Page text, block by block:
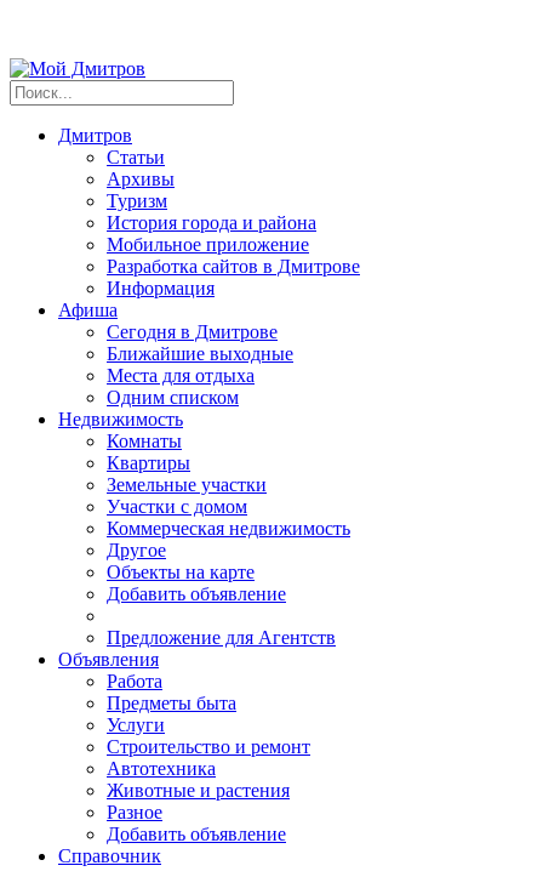
Дмитров
Статьи
Архивы
Туризм
История города и района
Мобильное приложение
Разработка сайтов в Дмитрове
Информация
Афиша
Сегодня в Дмитрове
Ближайшие выходные
Места для отдыха
Одним списком
Недвижимость
Комнаты
Квартиры
Земельные участки
Участки с домом
Коммерческая недвижимость
Другое
Объекты на карте
Добавить объявление
Предложение для Агентств
Объявления
Работа
Предметы быта
Услуги
Строительство и ремонт
Автотехника
Животные и растения
Разное
Добавить объявление
Справочник